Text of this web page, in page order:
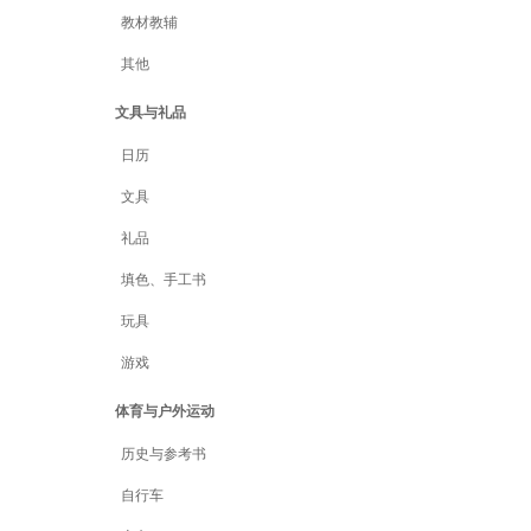
教材教辅
其他
文具与礼品
日历
文具
礼品
填色、手工书
玩具
游戏
体育与户外运动
历史与参考书
自行车